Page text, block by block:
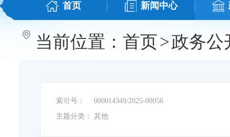
首页 新闻中心
当前位置： 首页>政务公
索引号：
000014349/2025-00056
主题分类：
其他